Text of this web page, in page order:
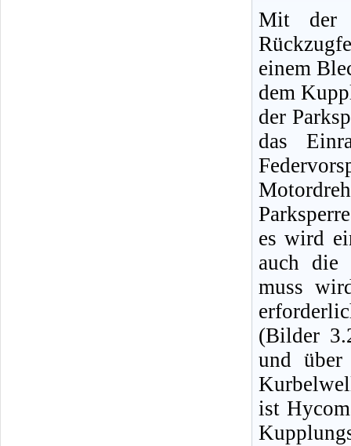
Mit der
einem
dem
der
das
es wird
auch die
muss
(Bilder
und
ist